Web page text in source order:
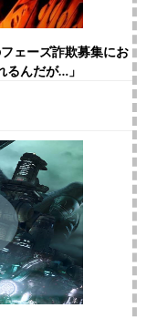
ェーズ詐欺募集にお
るんだが…」